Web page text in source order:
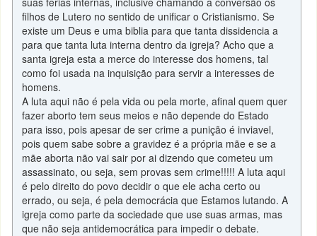
filhos de Lutero no sentido de unificar o Cristianismo. Se
existe um Deus e uma biblia para que tanta dissidencia a
para que tanta luta interna dentro da igreja? Acho que a
santa igreja esta a merce do interesse dos homens, tal
como foi usada na inquisição para servir a interesses de
homens.
A luta aqui não é pela vida ou pela morte, afinal quem quer
fazer aborto tem seus meios e não depende do Estado
para isso, pois apesar de ser crime a punição é inviavel,
pois quem sabe sobre a gravidez é a própria mãe e se a
mãe aborta não vai sair por ai dizendo que cometeu um
assassinato, ou seja, sem provas sem crime!!!!! A luta aqui
é pelo direito do povo decidir o que ele acha certo ou
errado, ou seja, é pela democrácia que Estamos lutando. A
igreja como parte da sociedade que use suas armas, mas
que não seja antidemocrática para impedir o debate.